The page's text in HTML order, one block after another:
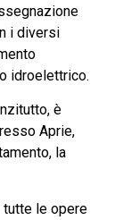
i diversi
idroelettrico.
è
Aprie,
la
le opere